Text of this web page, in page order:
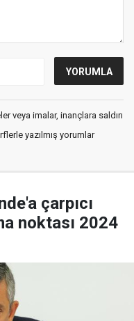
veya imalar, inançlara saldırı
yazılmış yorumlar
çarpıcı
noktası 2024